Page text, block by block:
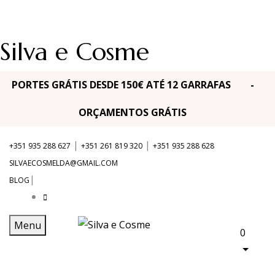
Silva e Cosme
PORTES GRÁTIS DESDE 150€ ATÉ 12 GARRAFAS -
ORÇAMENTOS GRÁTIS
+351 935 288 627 | +351 261 819 320 | +351 935 288 628
SILVAECOSMELDA@GMAIL.COM
BLOG |
Menu
0